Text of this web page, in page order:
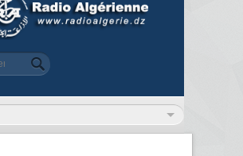
de recherche